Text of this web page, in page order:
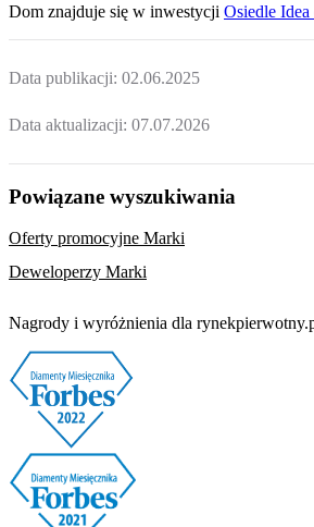
Dom znajduje się w inwestycji Osiedle Idea
Data publikacji: 02.06.2025
Data aktualizacji: 07.07.2026
Powiązane wyszukiwania
Oferty promocyjne Marki
Deweloperzy Marki
Nagrody i wyróżnienia dla